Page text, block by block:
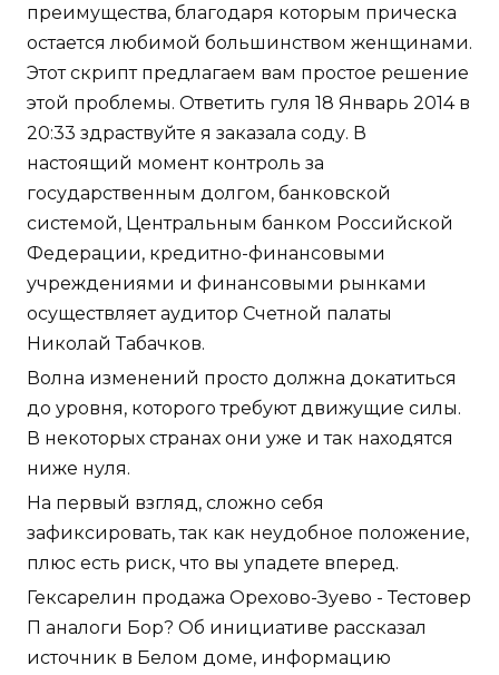
преимущества, благодаря которым прическа
остается любимой большинством женщинами.
Этот скрипт предлагаем вам простое решение
этой проблемы. Ответить гуля 18 Январь 2014 в
20:33 здраствуйте я заказала соду. В
настоящий момент контроль за
государственным долгом, банковской
системой, Центральным банком Российской
Федерации, кредитно-финансовыми
учреждениями и финансовыми рынками
осуществляет аудитор Счетной палаты
Николай Табачков.
Волна изменений просто должна докатиться
до уровня, которого требуют движущие силы.
В некоторых странах они уже и так находятся
ниже нуля.
На первый взгляд, сложно себя
зафиксировать, так как неудобное положение,
плюс есть риск, что вы упадете вперед.
Гексарелин продажа Орехово-Зуево - Тестовер
П аналоги Бор? Об инициативе рассказал
источник в Белом доме, информацию